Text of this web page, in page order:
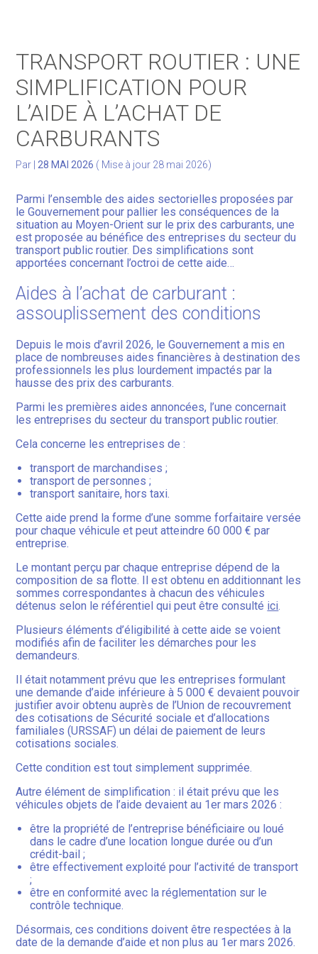
Gérer votre patrimoine
Facturation Électronique
TRANSPORT ROUTIER : UNE
SIMPLIFICATION POUR
L’AIDE À L’ACHAT DE
CARBURANTS
Par 28 MAI 2026 ( Mise à jour 28 mai 2026)
Parmi l’ensemble des aides sectorielles proposées par
le Gouvernement pour pallier les conséquences de la
situation au Moyen-Orient sur le prix des carburants, une
est proposée au bénéfice des entreprises du secteur du
transport public routier. Des simplifications sont
apportées concernant l’octroi de cette aide…
Aides à l’achat de carburant :
assouplissement des conditions
Depuis le mois d’avril 2026, le Gouvernement a mis en
place de nombreuses aides financières à destination des
professionnels les plus lourdement impactés par la
hausse des prix des carburants.
Parmi les premières aides annoncées, l’une concernait
les entreprises du secteur du transport public routier.
Cela concerne les entreprises de :
transport de marchandises ;
transport de personnes ;
transport sanitaire, hors taxi.
Cette aide prend la forme d’une somme forfaitaire versée
pour chaque véhicule et peut atteindre 60 000 € par
entreprise.
Le montant perçu par chaque entreprise dépend de la
composition de sa flotte. Il est obtenu en additionnant les
sommes correspondantes à chacun des véhicules
détenus selon le référentiel qui peut être consulté ici.
Plusieurs éléments d’éligibilité à cette aide se voient
modifiés afin de faciliter les démarches pour les
demandeurs.
Il était notamment prévu que les entreprises formulant
une demande d’aide inférieure à 5 000 € devaient pouvoir
justifier avoir obtenu auprès de l’Union de recouvrement
des cotisations de Sécurité sociale et d’allocations
familiales (URSSAF) un délai de paiement de leurs
cotisations sociales.
Cette condition est tout simplement supprimée.
Autre élément de simplification : il était prévu que les
véhicules objets de l’aide devaient au 1er mars 2026 :
être la propriété de l’entreprise bénéficiaire ou loué
dans le cadre d’une location longue durée ou d’un
crédit-bail ;
être effectivement exploité pour l’activité de transport
;
être en conformité avec la réglementation sur le
contrôle technique.
Désormais, ces conditions doivent être respectées à la
date de la demande d’aide et non plus au 1er mars 2026.